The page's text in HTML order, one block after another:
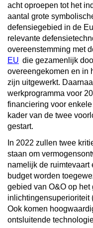
acht oproepen tot het
aantal grote
defensiegebied in de
relevante
overeenstemming met
EU die gezamenlijk
overeengekomen en in
zijn uitgewerkt.
werkprogramma voor
financiering voor
kader van de twee
gestart.
In 2022 zullen twee
staan om
namelijk de ruimtevaart
budget worden
gebied van O&O op
inlichtingensuperioriteit
Ook komen
ontsluitende